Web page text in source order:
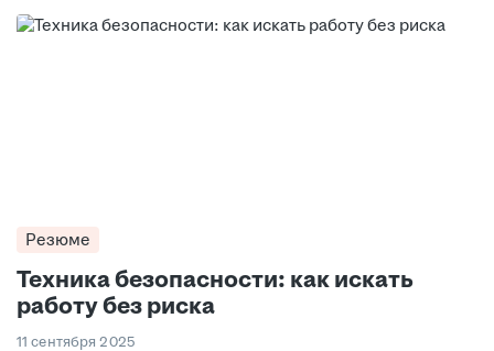
Резюме
Техника безопасности: как искать
работу без риска
11 сентября 2025